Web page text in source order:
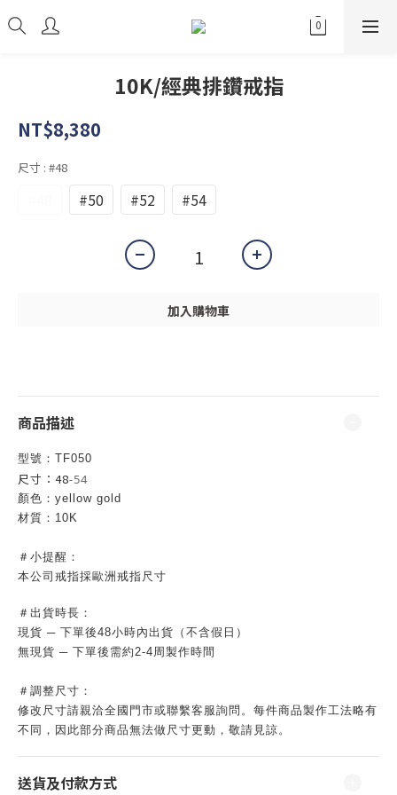
10K/經典排鑽戒指
NT$8,380
尺寸 : #48
#50 #52 #54
加入購物車
商品描述
型號：TF050
尺寸：48-54
顏色：yellow gold
材質：10K
＃小提醒：
本公司戒指採歐洲戒指尺寸
＃出貨時長：
現貨 ─ 下單後48小時內出貨（不含假日）
無現貨 ─ 下單後需約2-4周製作時間
＃調整尺寸：
修改尺寸請親洽全國 門市或聯繫客服詢問。 每件商品製作工法略有
不同，因此部分商品無法做尺寸更動，敬請見諒。
送貨及付款方式